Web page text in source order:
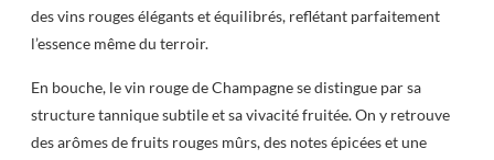
des vins rouges élégants et équilibrés, reflétant parfaitement
l’essence même du terroir.
En bouche, le vin rouge de Champagne se distingue par sa
structure tannique subtile et sa vivacité fruitée. On y retrouve
des arômes de fruits rouges mûrs, des notes épicées et une